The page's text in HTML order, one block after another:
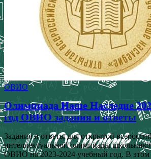
ОВИО
Олимпиада Наше Наследие
год ОВИО задания и ответы
Задания и ответы для открытой
интеллектуальной олимпиады
ОВИО на 2023-2024 учебный год. В этом